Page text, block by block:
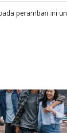
peramban ini